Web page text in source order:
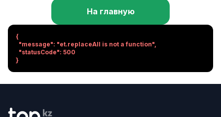
На главную
{
}